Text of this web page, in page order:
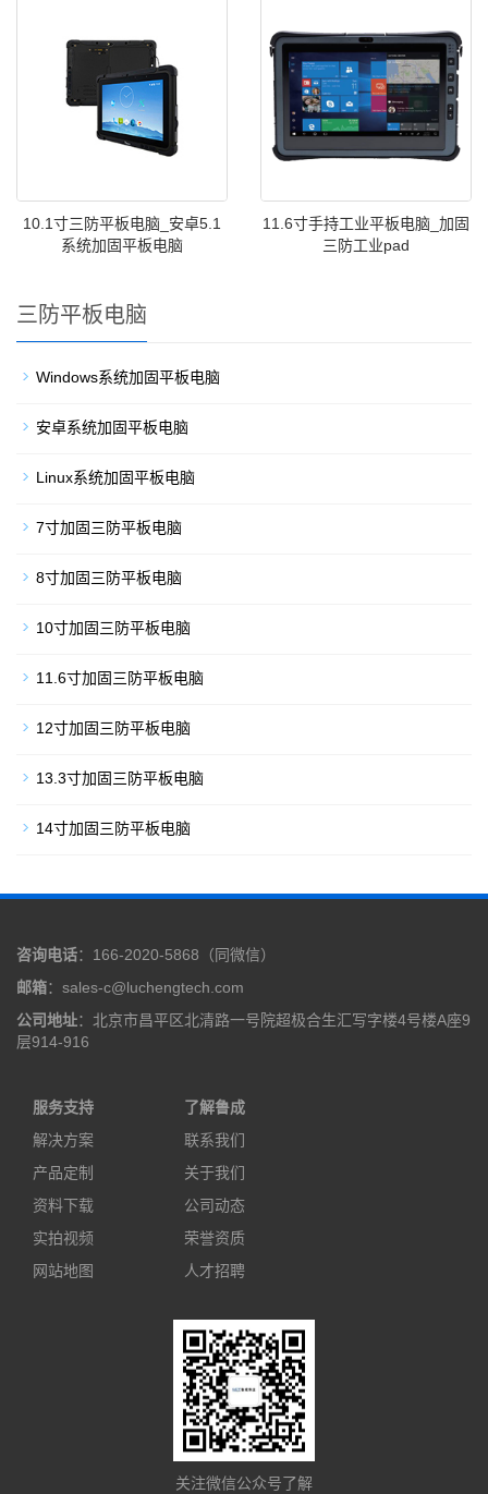
10.1寸三防平板电脑_安卓5.1
系统加固平板电脑
11.6寸手持工业平板电脑_加固
三防工业pad
三防平板电脑
Windows系统加固平板电脑
安卓系统加固平板电脑
Linux系统加固平板电脑
7寸加固三防平板电脑
8寸加固三防平板电脑
10寸加固三防平板电脑
11.6寸加固三防平板电脑
12寸加固三防平板电脑
13.3寸加固三防平板电脑
14寸加固三防平板电脑
咨询电话：166-2020-5868（同微信）
邮箱：sales-c@luchengtech.com
公司地址：北京市昌平区北清路一号院超极合生汇写字楼4号楼A座9
层914-916
服务支持
解决方案
产品定制
资料下载
实拍视频
网站地图
了解鲁成
联系我们
关于我们
公司动态
荣誉资质
人才招聘
关注微信公众号了解